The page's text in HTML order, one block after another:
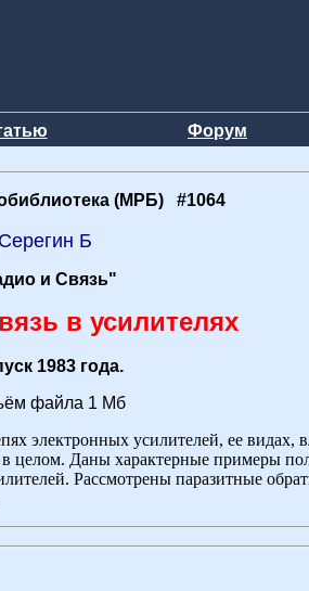
Форум
(МРБ) #1064
Серегин Б
и Связь"
в усилителях
1983 года.
файла 1 Мб
электронных усилителей, ее видах,
целом. Даны характерные примеры
Рассмотрены паразитные